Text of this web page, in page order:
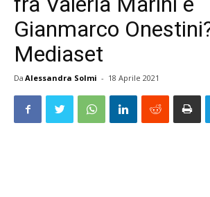
Gianmarco
Mediaset
Da Alessandra Solmi - 18 Aprile 2021